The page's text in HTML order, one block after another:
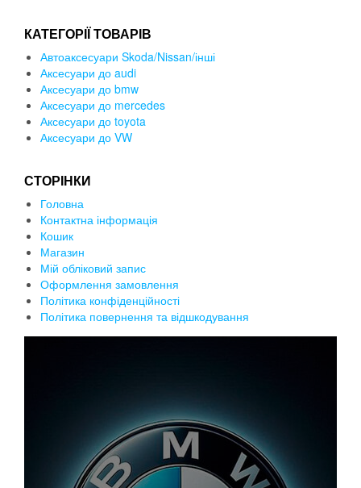
КАТЕГОРІЇ ТОВАРІВ
Автоаксесуари Skoda/Nissan/інші
Аксесуари до audi
Аксесуари до bmw
Аксесуари до mercedes
Аксесуари до toyota
Аксесуари до VW
СТОРІНКИ
Головна
Контактна інформація
Кошик
Магазин
Мій обліковий запис
Оформлення замовлення
Політика конфіденційності
Політика повернення та відшкодування